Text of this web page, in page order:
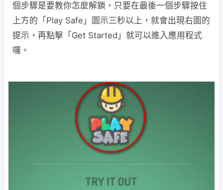
個步驟是要教你怎麼解鎖，只要在最後一個步驟按住
上方的「Play Safe」圖示三秒以上，就會出現右圖的
提示，再點擊「Get Started」就可以進入應用程式
囉。